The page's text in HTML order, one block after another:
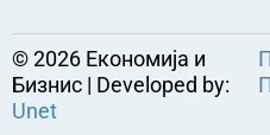
©2026 Економија и
Бизнис | Developed by:
Unet